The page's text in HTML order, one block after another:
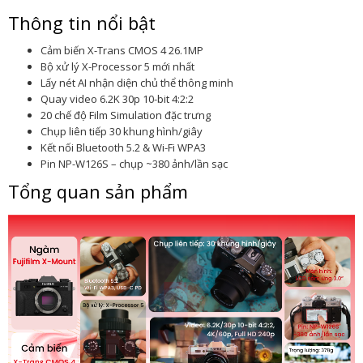
Thông tin nổi bật
Cảm biến X-Trans CMOS 4 26.1MP
Bộ xử lý X-Processor 5 mới nhất
Lấy nét AI nhận diện chủ thể thông minh
Quay video 6.2K 30p 10-bit 4:2:2
20 chế độ Film Simulation đặc trưng
Chụp liên tiếp 30 khung hình/giây
Kết nối Bluetooth 5.2 & Wi-Fi WPA3
Pin NP-W126S – chụp ~380 ảnh/lần sạc
Tổng quan sản phẩm